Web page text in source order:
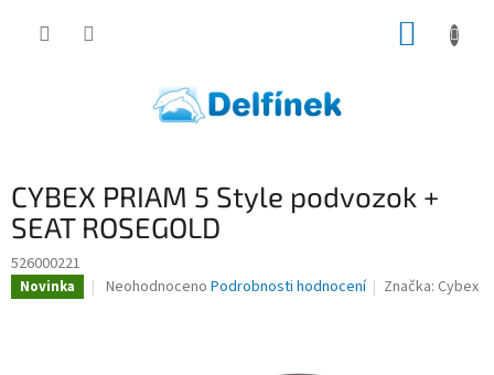
CYBEX PRIAM 5 Style podvozok +
SEAT ROSEGOLD
526000221
Novinka
Průměrné
Neohodnoceno Podrobnosti hodnocení Značka: Cybex